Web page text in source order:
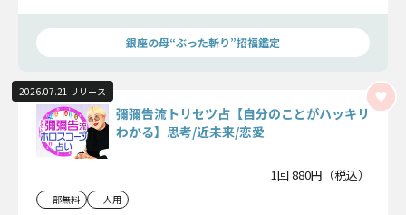
しっかりチャンスを掴むんだよ！
銀座の母“ぶった斬り”招福鑑定
2026.07.21 リリース
彌彌告流トリセツ占【自分のことがハッキリ
わかる】思考/近未来/恋愛
1回 880円（税込）
一部無料 一人用